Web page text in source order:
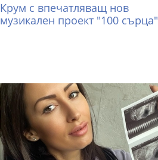
Крум с впечатляващ нов
музикален проект "100 сърца"